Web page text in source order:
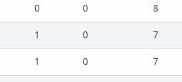
0 0
8
1 0
7
1 0
7